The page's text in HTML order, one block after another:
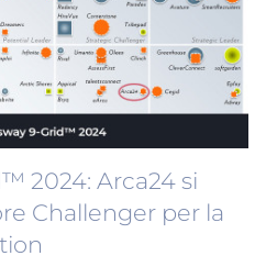
2024: Arca24 si
Challenger per la